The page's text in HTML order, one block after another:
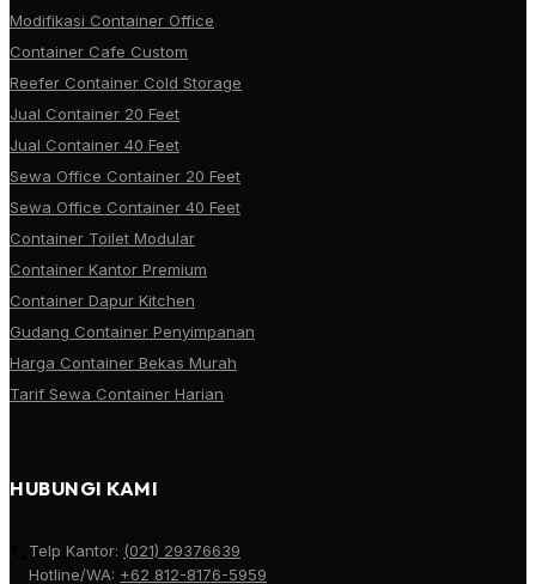
Modifikasi Container Office
Container Cafe Custom
Reefer Container Cold Storage
Jual Container 20 Feet
Jual Container 40 Feet
Sewa Office Container 20 Feet
Sewa Office Container 40 Feet
Container Toilet Modular
Container Kantor Premium
Container Dapur Kitchen
Gudang Container Penyimpanan
Harga Container Bekas Murah
Tarif Sewa Container Harian
HUBUNGI KAMI
Telp Kantor: (021) 29376639
Hotline/WA: +62 812-8176-5959